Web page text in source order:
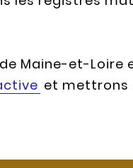
Maine-et-Loire
et mettrons